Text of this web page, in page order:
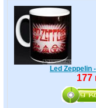
Led Zeppelin
177